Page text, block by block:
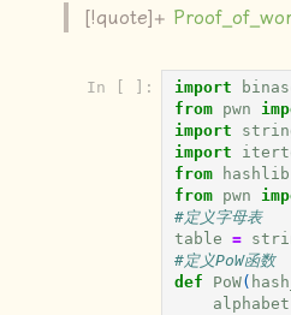
[!quote]+
In [ ]: import
from pwn
import
import
from
hashlib
from pwn
#定义字母表
table =
#定义PoW函数
def
PoW(
alphabet